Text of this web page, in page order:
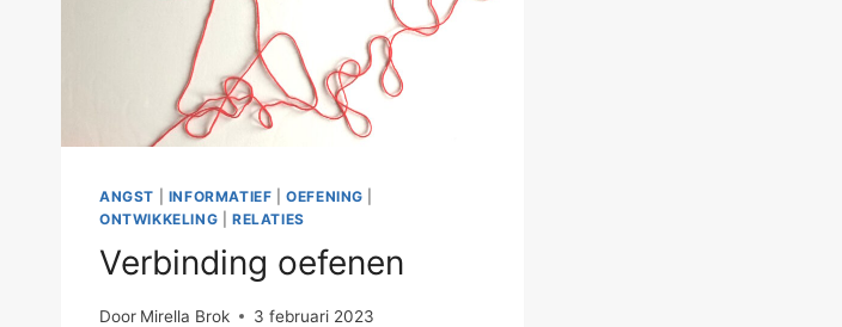
ANGST INFORMATIEF |OEFENING
ONTWIKKELING
RELATIES
Verbinding oefenen
Door Mirella Brok 3 februari 2023